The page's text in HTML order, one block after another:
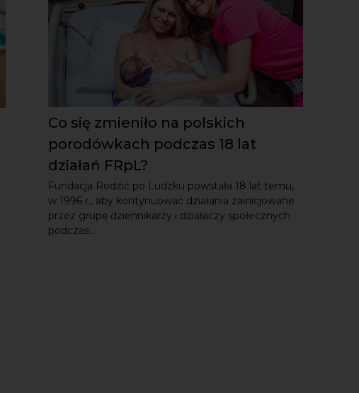
Co się zmieniło na polskich
porodówkach podczas 18 lat
działań FRpL?
Fundacja Rodzić po Ludzku powstała 18 lat temu,
w 1996 r., aby kontynuować działania zainicjowane
przez grupę dziennikarzy i działaczy społecznych
podczas...